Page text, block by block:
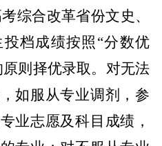
综合改革省份文史、
档成绩按照 “分数优
原则择优录取。对无法
如服从专业调剂，参
业志愿及科目成绩 ，